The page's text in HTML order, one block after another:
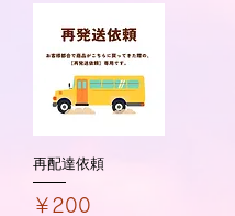
再配達依頼
価格
￥200